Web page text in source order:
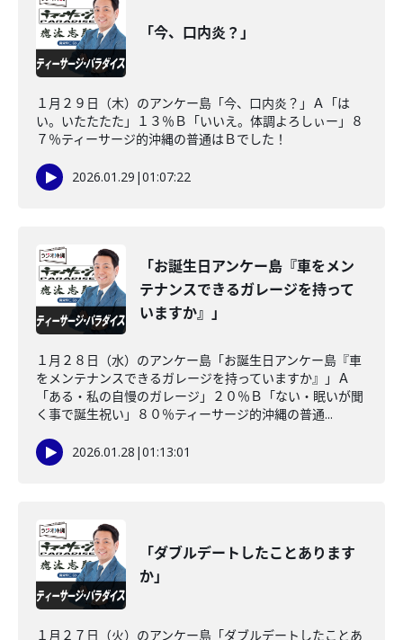
「今、口内炎？」
１月２９日（木）のアンケー島「今、口内炎？」Ａ「は
い。いたたたた」１３％Ｂ「いいえ。体調よろしぃー」８
７％ティーサージ的沖縄の普通はＢでした！
2026.01.29 |01:07:22
「お誕生日アンケー島『車をメン
テナンスできるガレージを持って
いますか』」
１月２８日（水）のアンケー島「お誕生日アンケー島『車
をメンテナンスできるガレージを持っていますか』」Ａ
「ある・私の自慢のガレージ」２０％Ｂ「ない・眠いが聞
く事で誕生祝い」８０％ティーサージ的沖縄の普通...
2026.01.28 |01:13:01
「ダブルデートしたことあります
か」
１月２７日（火）のアンケー島「ダブルデートしたことあ